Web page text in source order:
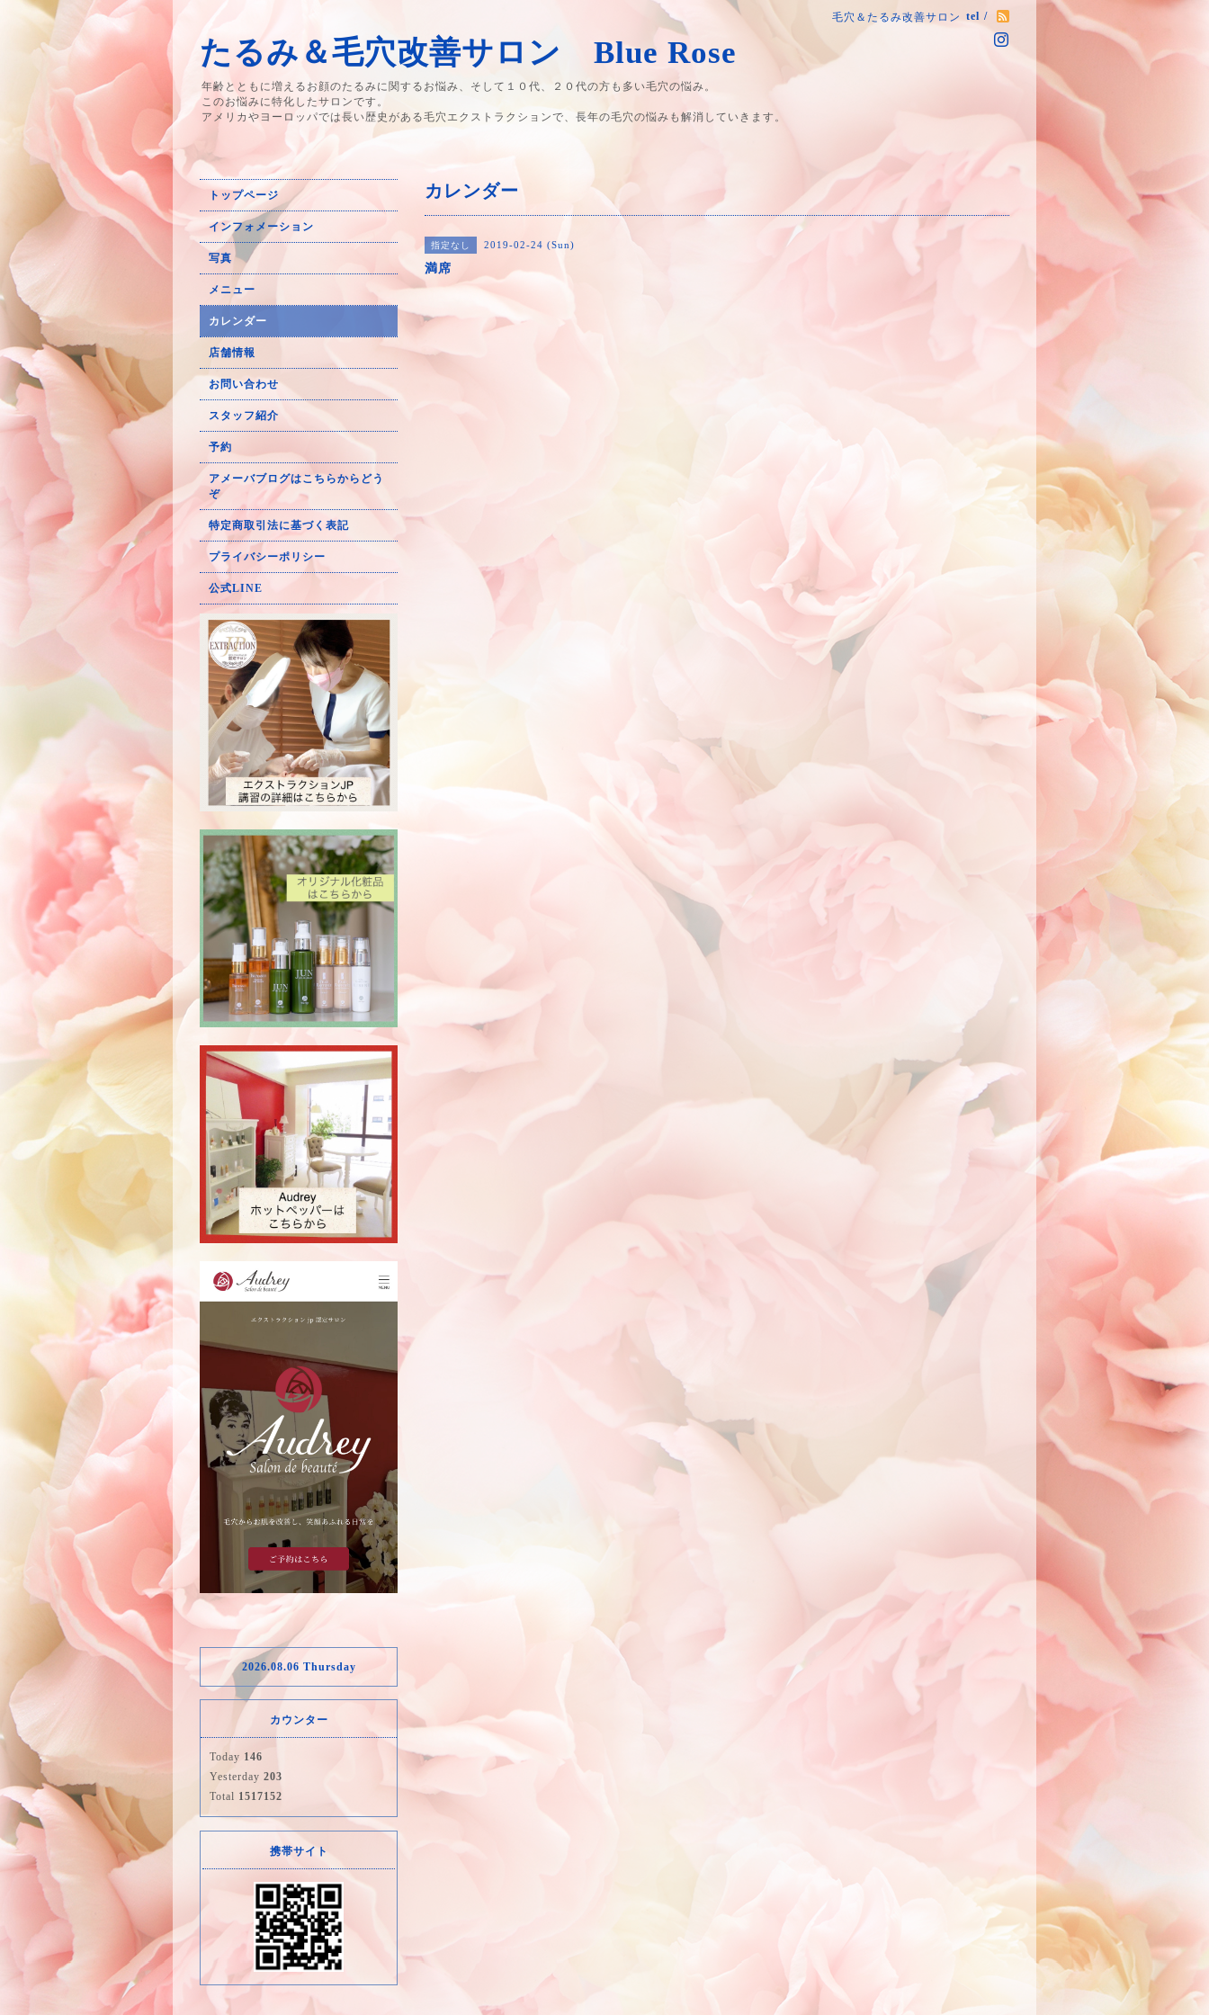
毛穴＆たるみ改善サロン tel /
たるみ＆毛穴改善サロン Blue Rose
年齢とともに増えるお顔のたるみに関するお悩み、そして１０代、２０代の方も多い毛穴の悩み。
このお悩みに特化したサロンです。
アメリカやヨーロッパでは長い歴史がある毛穴エクストラクションで、長年の毛穴の悩みも解消していきます。
カレンダー
指定なし 2019-02-24 (Sun)
満席
トップページ
インフォメーション
写真
メニュー
カレンダー
店舗情報
お問い合わせ
スタッフ紹介
予約
アメーバブログはこちらからどう
ぞ
特定商取引法に基づく表記
プライバシーポリシー
公式LINE
2026.08.06 Thursday
カウンター
Today 146
Yesterday 203
Total 1517152
携帯サイト